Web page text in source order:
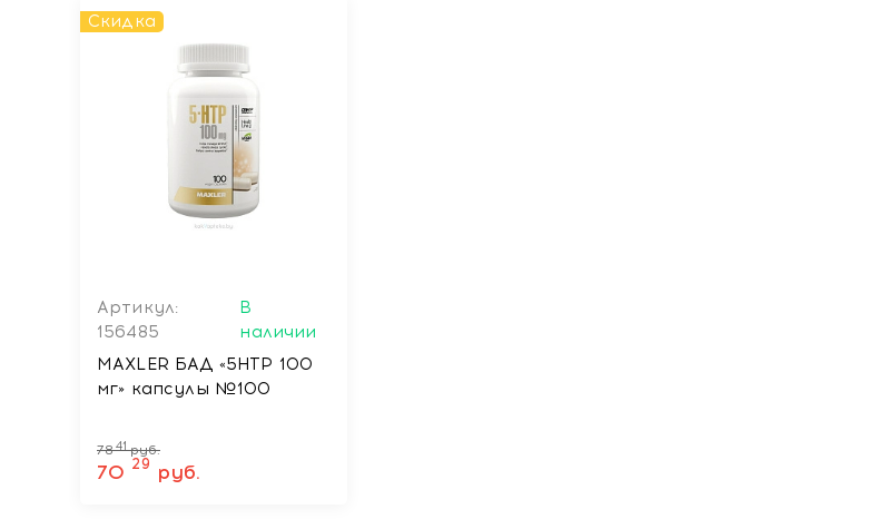
Хранить в недоступном для детей месте.
Скидка
Артикул:
156485
В
наличии
MAXLER БАД «5НТР 100
мг» капсулы №100
7841 руб.
70 29 руб.